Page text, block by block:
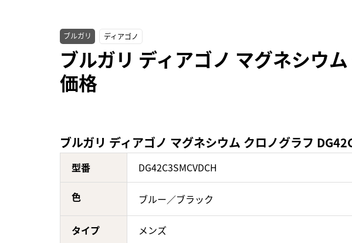
ブルガリ ディアゴノ
ブルガリ ディアゴノ マグネシウ
価格
ブルガリ ディアゴノ マグネシウム クロノグラフ
型番 DG42C3SMCVDCH
色 ブルー／ブラック
タイプ
メンズ